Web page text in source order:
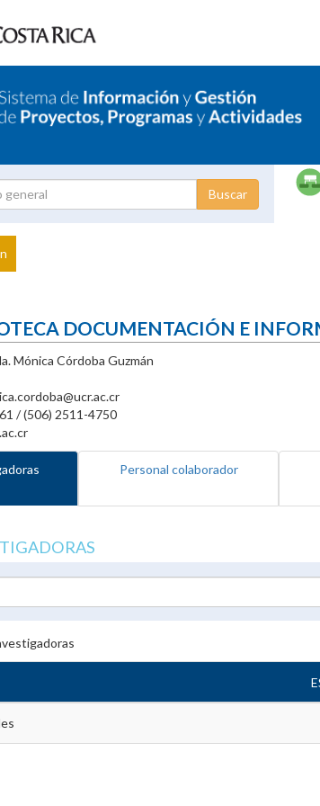
Investigador
DOCUMENTACIÓN E
Mónica Córdoba Guzmán
/ (506) 2511-4750
Personal colaborador